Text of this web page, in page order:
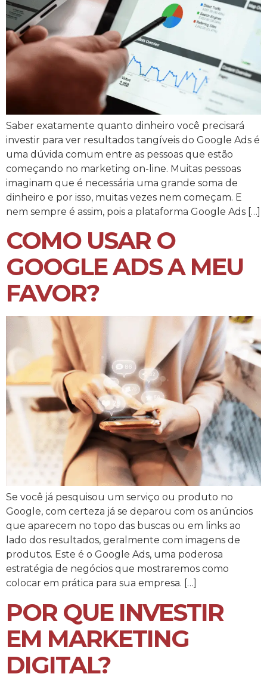
Saber exatamente quanto dinheiro você precisará
investir para ver resultados tangíveis do Google Ads é
uma dúvida comum entre as pessoas que estão
começando no marketing on-line. Muitas pessoas
imaginam que é necessária uma grande soma de
dinheiro e por isso, muitas vezes nem começam. E
nem sempre é assim, pois a plataforma Google Ads […]
COMO USAR O
GOOGLE ADS A MEU
FAVOR?
Se você já pesquisou um serviço ou produto no
Google, com certeza já se deparou com os anúncios
que aparecem no topo das buscas ou em links ao
lado dos resultados, geralmente com imagens de
produtos. Este é o Google Ads, uma poderosa
estratégia de negócios que mostraremos como
colocar em prática para sua empresa. […]
POR QUE INVESTIR
EM MARKETING
DIGITAL?